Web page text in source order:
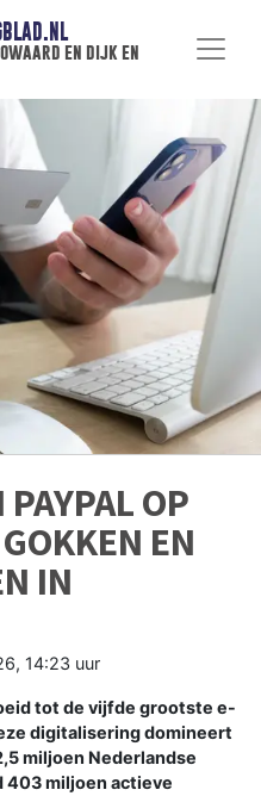
en dijk en
OP
EN
IN
14:23 uur
tot de vijfde grootste e-
digitalisering domineert
miljoen Nederlandse
403 miljoen actieve